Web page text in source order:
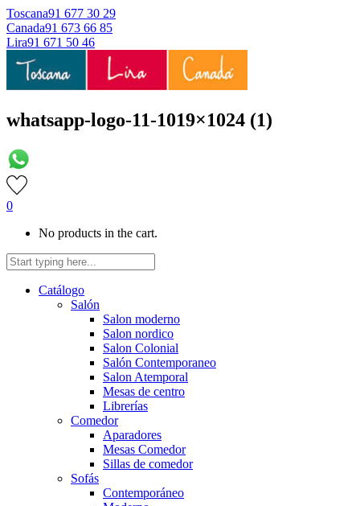
Toscana91 677 30 29
Canada91 673 66 85
Lira91 671 50 46
whatsapp-logo-11-1019×1024 (1)
0
No products in the cart.
Catálogo
Salón
Salon moderno
Salon nordico
Salon Colonial
Salón Contemporaneo
Salon Atemporal
Mesas de centro
Librerías
Comedor
Aparadores
Mesas Comedor
Sillas de comedor
Sofás
Contemporáneo